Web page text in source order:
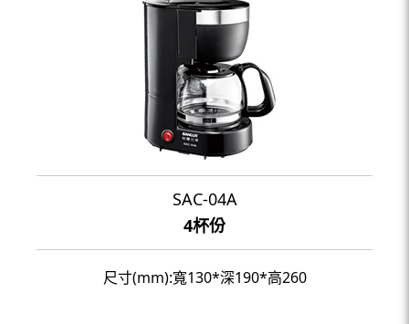
SAC-04A
4杯份
尺寸(mm):寬130*深190*高260